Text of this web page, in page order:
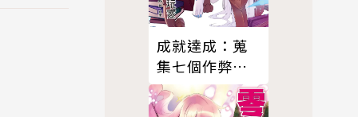
成就達成：蒐
集七個作弊玩
家拯救世界
(02)